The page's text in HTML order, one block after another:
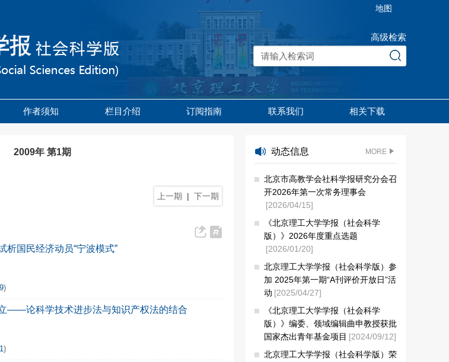
地图
高级检索
作者须知 栏目介绍 订阅指南 联系我们 相关下载
2009年 第1期
上一期 | 下一期
国民经济动员“宁波模式”
)
——论科学技术进步法与知识产权法的结合
)
动态信息 MORE
北京市高教学会社科学报研究分会召
开2026年第一次常务理事会
[2026/04/15]
《北京理工大学学报（社会科学
版）》2026年度重点选题
[2026/01/20]
北京理工大学学报（社会科学版）参
加 2025年第一期“A刊评价开放日”活
动 [2025/04/27]
《北京理工大学学报（社会科学
版）》编委、领域编辑曲申教授获批
国家杰出青年基金项目 [2024/09/12]
北京理工大学学报（社会科学版）荣